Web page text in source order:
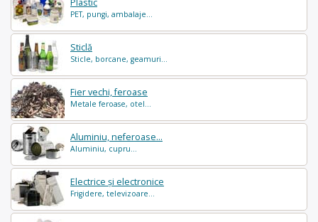
Plastic
PET, pungi, ambalaje...
Sticlă
Sticle, borcane, geamuri...
Fier vechi, feroase
Metale feroase, otel...
Aluminiu, neferoase...
Aluminiu, cupru...
Electrice și electronice
Frigidere, televizoare...